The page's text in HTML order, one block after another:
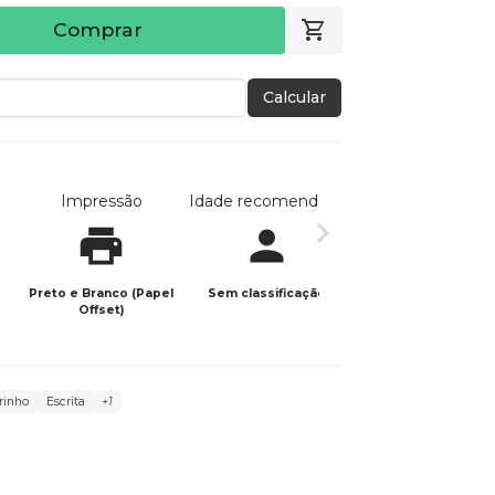
Comprar
Calcular
Impressão
Preto e Branco (Papel
Offset)
Idade recomendada
Sem classificação
Escrita +1